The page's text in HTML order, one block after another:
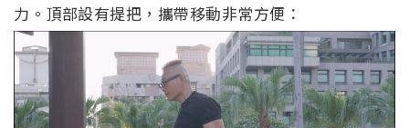
力。頂部設有提把，攜帶移動非常方便：